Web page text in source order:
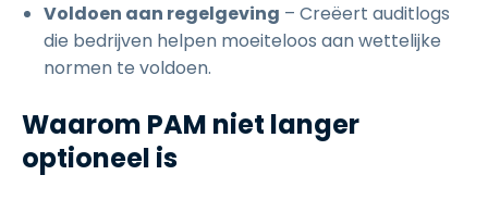
Voldoen aan regelgeving – Creëert auditlogs
die bedrijven helpen moeiteloos aan wettelijke
normen te voldoen.
Waarom PAM niet langer
optioneel is